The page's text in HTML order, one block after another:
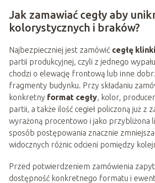
Jak zamawiać cegły aby
kolorystycznych i braków?
Najbezpieczniej jest zamówić cegłę
partii produkcyjnej, czyli z jednego
chodzi o elewację frontową lub inne
fragmenty budynku. Przy składaniu
konkretny format cegły, kolor,
partii, a także ilość cegieł policzoną już z
wyrażoną procentowo i jako przybliżona
sposób postępowania znacznie
widocznych różnic odcieni pomiędzy
Przed potwierdzeniem zamówienia
dostępność konkretnego formatu i